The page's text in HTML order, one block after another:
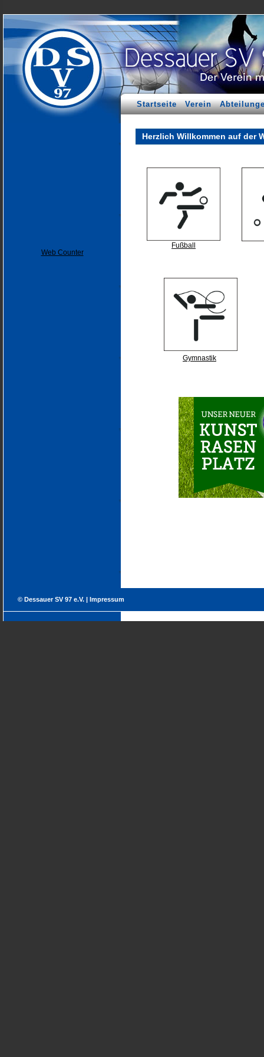
Startseite Verein
Web Counter
Herzlich Willkommen auf der
Fußball
Gymnastik
© Dessauer SV 97 e.V. | Impressum